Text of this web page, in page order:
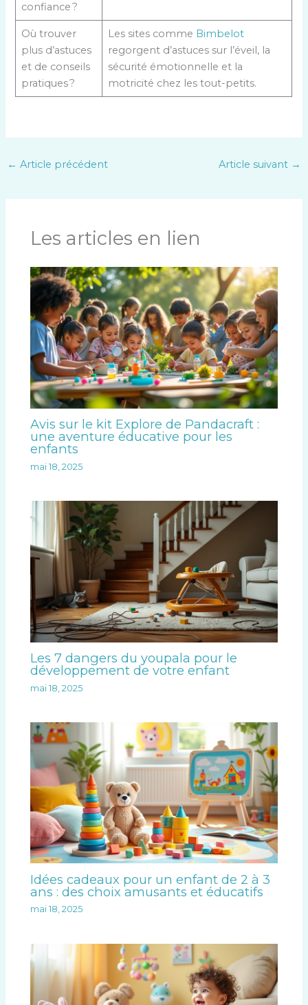
confiance ?
Où trouver
plus d’astuces
et de conseils
pratiques ?
Les sites comme Bimbelot
regorgent d’astuces sur l’éveil, la
sécurité émotionnelle et la
motricité chez les tout-petits.
← Article précédent Article suivant →
Les articles en lien
Avis sur le kit Explore de Pandacraft :
une aventure éducative pour les
enfants
mai 18, 2025
Les 7 dangers du youpala pour le
développement de votre enfant
mai 18, 2025
Idées cadeaux pour un enfant de 2 à 3
ans : des choix amusants et éducatifs
mai 18, 2025